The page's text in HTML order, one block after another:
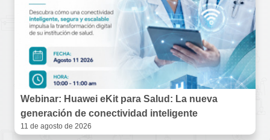
Webinar: Huawei eKit para Salud: La nueva
generación de conectividad inteligente
11 de agosto de 2026